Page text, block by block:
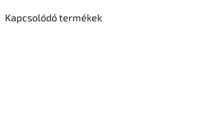
Kapcsolódó termékek